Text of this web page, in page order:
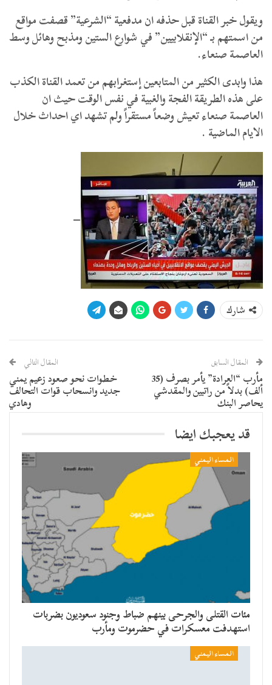
ويقول خبر القناة قبل حذفه ان مدفعية “الشرعية” قصفت مواقع
من اسمتهم بـ “الإنقلابيين” في شوارع الستين ومذبح وهائل وسط
العاصمة صنعاء.
هذا وابدى الكثير من المتابعين إستغرابهم من تعمد القناة الكذب
على هذه الطريقة الفجة والغبية في نفس الوقت حيث ان
العاصمة صنعاء تعيش وضعاً مستقراً ولم تشهد اي احداث خلال
الايام الماضية .
–
شارك
المقال السابق
مأرب “العرادة” يأمر بصرف (35
ألف) بدلاً من راتبين والمقدشي
يحاصر البنك
المقال التالي
خطوات نحو صعود زعيم يمني
جديد وانسحاب قوات التحالف
وهادي
قد يعجبك ايضا
المساء اليمني
مئات القتلى والجرحى بينهم ضباط وجنود سعوديون بضربات
استهدفت معسكرات في حضرموت ومأرب
المساء اليمني